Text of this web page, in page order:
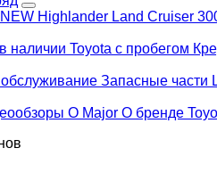
Highlander Land Cruiser
наличии Toyota с пробегом
Запасные части
О Major О бренде